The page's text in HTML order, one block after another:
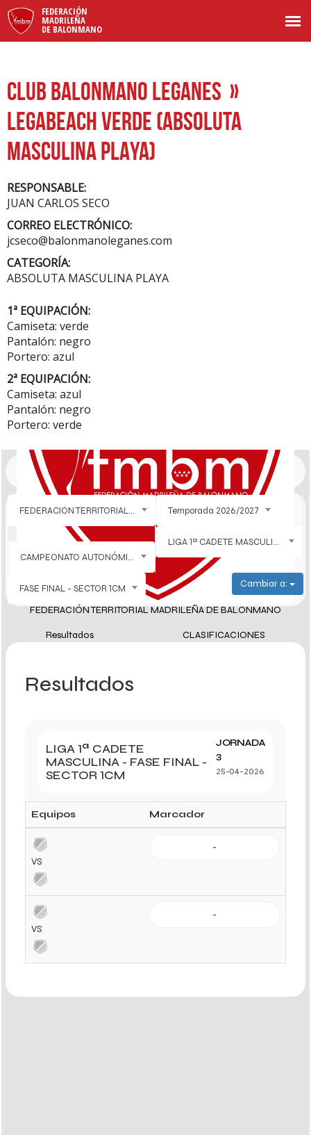
FEDERACIÓN
MADRILEÑA
DE BALONMANO
CLUB BALONMANO LEGANES »
LEGABEACH VERDE (ABSOLUTA
MASCULINA PLAYA)
RESPONSABLE:
JUAN CARLOS SECO
CORREO ELECTRÓNICO:
jcseco@balonmanoleganes.com
CATEGORÍA:
ABSOLUTA MASCULINA PLAYA
1ª EQUIPACIÓN:
Camiseta: verde
Pantalón: negro
Portero: azul
2ª EQUIPACIÓN:
Camiseta: azul
Pantalón: negro
Portero: verde